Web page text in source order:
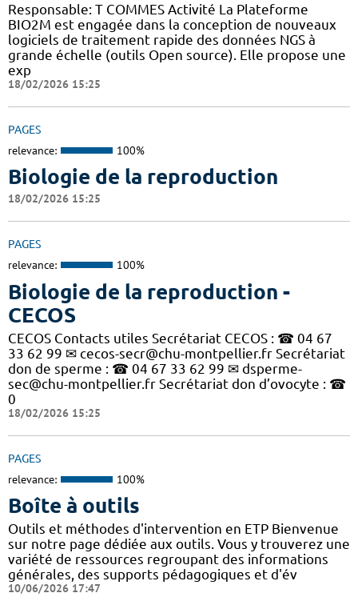
Responsable: T COMMES Activité La Plateforme
BIO2M est engagée dans la conception de nouveaux
logiciels de traitement rapide des données NGS à
grande échelle (outils Open source). Elle propose une
exp
18/02/2026 15:25
PAGES
relevance: 100%
Biologie de la reproduction
18/02/2026 15:25
PAGES
relevance: 100%
Biologie de la reproduction -
CECOS
CECOS Contacts utiles Secrétariat CECOS : ☎ 04 67
33 62 99 ✉ cecos-secr@chu-montpellier.fr Secrétariat
don de sperme : ☎ 04 67 33 62 99 ✉ dsperme-
sec@chu-montpellier.fr Secrétariat don d’ovocyte : ☎
0
18/02/2026 15:25
PAGES
relevance: 100%
Boîte à outils
Outils et méthodes d'intervention en ETP Bienvenue
sur notre page dédiée aux outils. Vous y trouverez une
variété de ressources regroupant des informations
générales, des supports pédagogiques et d'év
10/06/2026 17:47